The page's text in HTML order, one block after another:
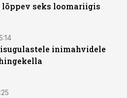
lõppev seks loomariigis
inimahvidele